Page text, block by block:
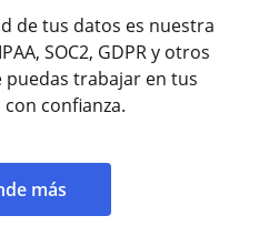
de tus datos es nuestra
SOC2, GDPR y otros
puedas trabajar en tus
confianza.
más